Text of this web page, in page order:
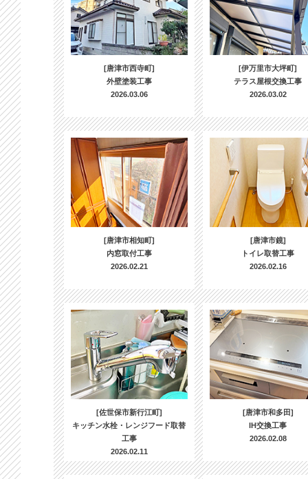
[唐津市西寺町]
外壁塗装工事
2026.03.06
[伊万里市大坪町]
テラス屋根交換工事
2026.03.02
[唐津市相知町]
内窓取付工事
2026.02.21
[唐津市鏡]
トイレ取替工事
2026.02.16
[佐世保市新行江町]
キッチン水栓・レンジフード取替
工事
2026.02.11
[唐津市和多田]
IH交換工事
2026.02.08